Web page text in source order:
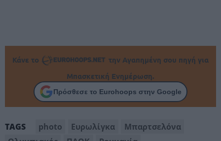
Κάνε το
την Αγαπημένη σου πηγή για
Μπασκετική Ενημέρωση.
Πρόσθεσε το Eurohoops στην Google
TAGS photo Ευρωλίγκα
Μπαρτσελόνα